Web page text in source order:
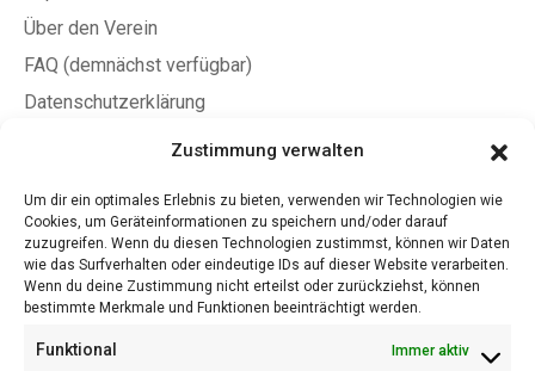
Zustimmung verwalten
Um dir ein optimales Erlebnis zu bieten, verwenden wir Technologien wie
Cookies, um Geräteinformationen zu speichern und/oder darauf
zuzugreifen. Wenn du diesen Technologien zustimmst, können wir Daten
wie das Surfverhalten oder eindeutige IDs auf dieser Website verarbeiten.
Wenn du deine Zustimmung nicht erteilst oder zurückziehst, können
bestimmte Merkmale und Funktionen beeinträchtigt werden.
Funktional Immer aktiv
Über den Verein
FAQ (demnächst verfügbar)
Datenschutzerklärung
Allgemeine Geschäftsbedingungen
Jetzt Mitglied werden
Jetzt Fördermitglied werden
Satzung (PDF)